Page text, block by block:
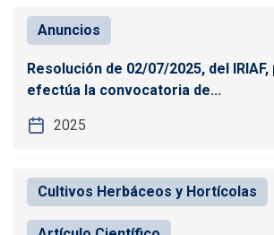
Anuncios
Resolución de 02/07/2025, del
efectúa la convocatoria de...
2025
Cultivos Herbáceos y Hortícolas